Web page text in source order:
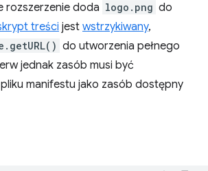
rozszerzenie doda logo.png do
treści jest wstrzykiwany,
do utworzenia pełnego
jednak zasób musi być
manifestu jako zasób dostępny